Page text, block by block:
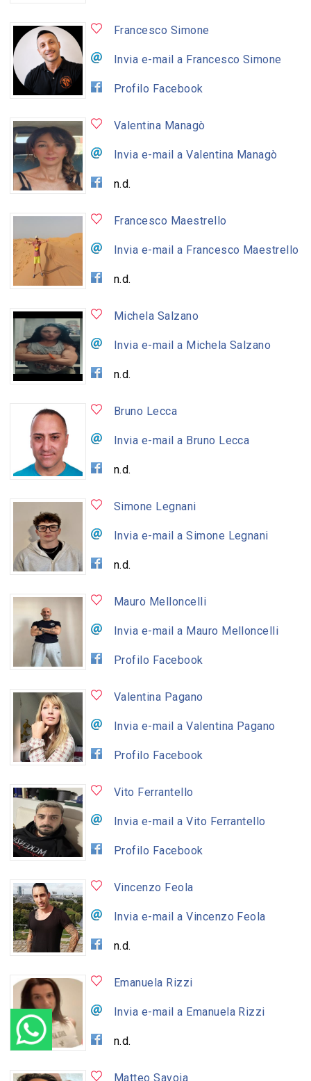
Francesco Simone
Invia e-mail a Francesco Simone
Profilo Facebook
Valentina Managò
Invia e-mail a Valentina Managò
n.d.
Francesco Maestrello
Invia e-mail a Francesco Maestrello
n.d.
Michela Salzano
Invia e-mail a Michela Salzano
n.d.
Bruno Lecca
Invia e-mail a Bruno Lecca
n.d.
Simone Legnani
Invia e-mail a Simone Legnani
n.d.
Mauro Melloncelli
Invia e-mail a Mauro Melloncelli
Profilo Facebook
Valentina Pagano
Invia e-mail a Valentina Pagano
Profilo Facebook
Vito Ferrantello
Invia e-mail a Vito Ferrantello
Profilo Facebook
Vincenzo Feola
Invia e-mail a Vincenzo Feola
n.d.
Emanuela Rizzi
Invia e-mail a Emanuela Rizzi
n.d.
Matteo Savoia